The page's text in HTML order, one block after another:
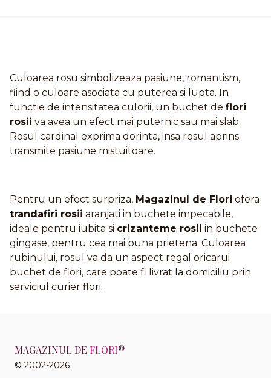
Culoarea rosu simbolizeaza pasiune, romantism,
fiind o culoare asociata cu puterea si lupta. In
functie de intensitatea culorii, un buchet de flori
rosii va avea un efect mai puternic sau mai slab.
Rosul cardinal exprima dorinta, insa rosul aprins
transmite pasiune mistuitoare.
Pentru un efect surpriza, Magazinul de Flori ofera
trandafiri rosii aranjati in buchete impecabile,
ideale pentru iubita si crizanteme rosii in buchete
gingase, pentru cea mai buna prietena. Culoarea
rubinului, rosul va da un aspect regal oricarui
buchet de flori, care poate fi livrat la domiciliu prin
serviciul curier flori.
MAGAZINUL DE FLORI®
© 2002-2026